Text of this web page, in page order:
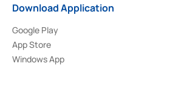
Download Application
Google Play
App Store
Windows App